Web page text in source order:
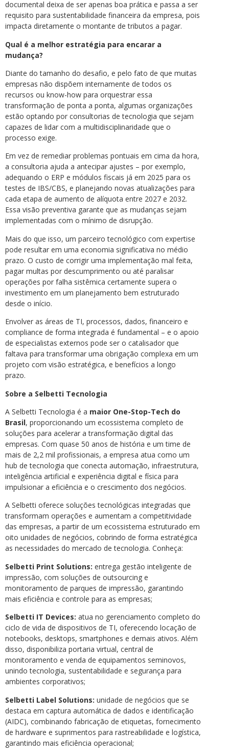
documental deixa de ser apenas boa prática e passa a ser
requisito para sustentabilidade financeira da empresa, pois
impacta diretamente o montante de tributos a pagar.
Qual é a melhor estratégia para encarar a
mudança?
Diante do tamanho do desafio, e pelo fato de que muitas
empresas não dispõem internamente de todos os
recursos ou know-how para orquestrar essa
transformação de ponta a ponta, algumas organizações
estão optando por consultorias de tecnologia que sejam
capazes de lidar com a multidisciplinaridade que o
processo exige.
Em vez de remediar problemas pontuais em cima da hora,
a consultoria ajuda a antecipar ajustes – por exemplo,
adequando o ERP e módulos fiscais já em 2025 para os
testes de IBS/CBS, e planejando novas atualizações para
cada etapa de aumento de alíquota entre 2027 e 2032.
Essa visão preventiva garante que as mudanças sejam
implementadas com o mínimo de disrupção.
Mais do que isso, um parceiro tecnológico com expertise
pode resultar em uma economia significativa no médio
prazo. O custo de corrigir uma implementação mal feita,
pagar multas por descumprimento ou até paralisar
operações por falha sistêmica certamente supera o
investimento em um planejamento bem estruturado
desde o início.
Envolver as áreas de TI, processos, dados, financeiro e
compliance de forma integrada é fundamental – e o apoio
de especialistas externos pode ser o catalisador que
faltava para transformar uma obrigação complexa em um
projeto com visão estratégica, e benefícios a longo
prazo.
Sobre a Selbetti Tecnologia
A Selbetti Tecnologia é a maior One-Stop-Tech do
Brasil, proporcionando um ecossistema completo de
soluções para acelerar a transformação digital das
empresas. Com quase 50 anos de história e um time de
mais de 2,2 mil profissionais, a empresa atua como um
hub de tecnologia que conecta automação, infraestrutura,
inteligência artificial e experiência digital e física para
impulsionar a eficiência e o crescimento dos negócios.
A Selbetti oferece soluções tecnológicas integradas que
transformam operações e aumentam a competitividade
das empresas, a partir de um ecossistema estruturado em
oito unidades de negócios, cobrindo de forma estratégica
as necessidades do mercado de tecnologia. Conheça:
Selbetti Print Solutions: entrega gestão inteligente de
impressão, com soluções de outsourcing e
monitoramento de parques de impressão, garantindo
mais eficiência e controle para as empresas;
Selbetti IT Devices: atua no gerenciamento completo do
ciclo de vida de dispositivos de TI, oferecendo locação de
notebooks, desktops, smartphones e demais ativos. Além
disso, disponibiliza portaria virtual, central de
monitoramento e venda de equipamentos seminovos,
unindo tecnologia, sustentabilidade e segurança para
ambientes corporativos;
Selbetti Label Solutions: unidade de negócios que se
destaca em captura automática de dados e identificação
(AIDC), combinando fabricação de etiquetas, fornecimento
de hardware e suprimentos para rastreabilidade e logística,
garantindo mais eficiência operacional;